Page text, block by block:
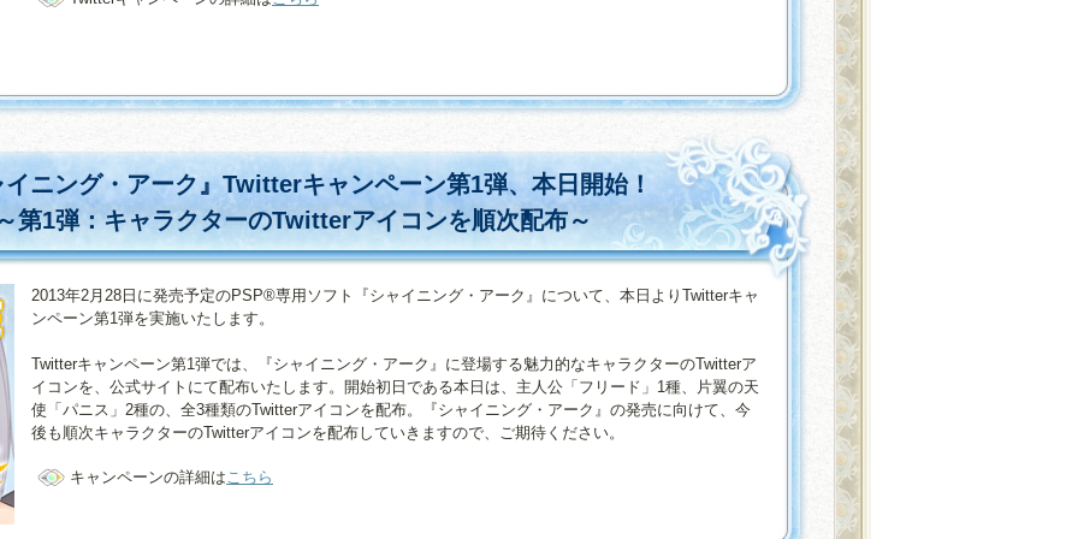
イニング・アーク』Twitterキャンペーン第1弾、本日開始！
第1弾：キャラクターのTwitterアイコンを順次配布～
2013年2月28日に発売予定のPSP®専用ソフト『シャイニング・アーク』について、本日よりTwitterキャ
ンペーン第1弾を実施いたします。
Twitterキャンペーン第1弾では、『シャイニング・アーク』に登場する魅力的なキャラクターのTwitterア
イコンを、公式サイトにて配布いたします。開始初日である本日は、主人公「フリード」1種、片翼の天
使「パニス」2種の、全3種類のTwitterアイコンを配布。『シャイニング・アーク』の発売に向けて、今
後も順次キャラクターのTwitterアイコンを配布していきますので、ご期待ください。
キャンペーンの詳細はこちら